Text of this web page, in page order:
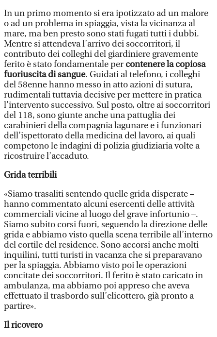
In un primo momento si era ipotizzato ad un malore
o ad un problema in spiaggia, vista la vicinanza al
mare, ma ben presto sono stati fugati tutti i dubbi.
Mentre si attendeva l’arrivo dei soccorritori, il
contributo dei colleghi del giardiniere gravemente
ferito è stato fondamentale per contenere la copiosa
fuoriuscita di sangue. Guidati al telefono, i colleghi
del 58enne hanno messo in atto azioni di sutura,
rudimentali tuttavia decisive per mettere in pratica
l’intervento successivo. Sul posto, oltre ai soccorritori
del 118, sono giunte anche una pattuglia dei
carabinieri della compagnia lagunare e i funzionari
dell’ispettorato della medicina del lavoro, ai quali
competono le indagini di polizia giudiziaria volte a
ricostruire l’accaduto.
Grida terribili
«Siamo trasaliti sentendo quelle grida disperate –
hanno commentato alcuni esercenti delle attività
commerciali vicine al luogo del grave infortunio –.
Siamo subito corsi fuori, seguendo la direzione delle
grida e abbiamo visto quella scena terribile all’interno
del cortile del residence. Sono accorsi anche molti
inquilini, tutti turisti in vacanza che si preparavano
per la spiaggia. Abbiamo visto poi le operazioni
concitate dei soccorritori. Il ferito è stato caricato in
ambulanza, ma abbiamo poi appreso che aveva
effettuato il trasbordo sull’elicottero, già pronto a
partire».
Il ricovero